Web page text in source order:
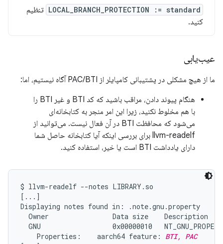
LOCAL_BRANCH_PROTECTION := standard تنظیم
کنید.
عیب‌یابی
ما از هیچ مشکلی در پشتیبانی کامپایلر از PAC/BTI آگاه نیستیم، اما:
هنگام پیوند دادن، مراقب باشید که کد BTI و غیر BTI را
با هم مخلوط نکنید، زیرا این امر منجر به کتابخانه‌ای
می‌شود که محافظت BTI در آن فعال نیست. می‌توانید از
llvm-readelf برای بررسی اینکه آیا کتابخانه حاصل شما
دارای یادداشت BTI است یا خیر، استفاده کنید.
$ llvm-readelf --notes LIBRARY.so
[...]
Displaying notes found in: .note.gnu.property
  Owner                Data size    Description
GNU                  0x00000010
    Properties:    aarch64 feature:
BTI, PAC